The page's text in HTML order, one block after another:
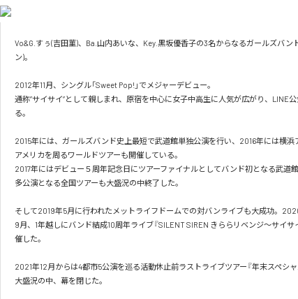
Vo&G.すぅ(吉田菫)、Ba.山内あいな、Key.黒坂優香子の3名からなるガールズバン
ン)。
2012年11月、シングル「Sweet Pop!」でメジャーデビュー。
通称”サイサイ”として親しまれ、原宿を中心に女子中高生に人気が広がり、LINE
る。
2015年には、ガールズバンド史上最短で武道館単独公演を行い、2016年には横浜
アメリカを周るワールドツアーも開催している。
2017年にはデビュー５周年記念日にツアーファイナルとしてバンド初となる武道
多公演となる全国ツアーも大盛況の中終了した。
そして2019年5月に行われたメットライフドームでの対バンライブも大成功。
9月、1年越しにバンド結成10周年ライブ『SILENT SIREN きららリベンジ〜サイ
催した。
2021年12月からは4都市5公演を巡る活動休止前ラストライブツアー『年末スペシャ
大盛況の中、幕を閉じた。